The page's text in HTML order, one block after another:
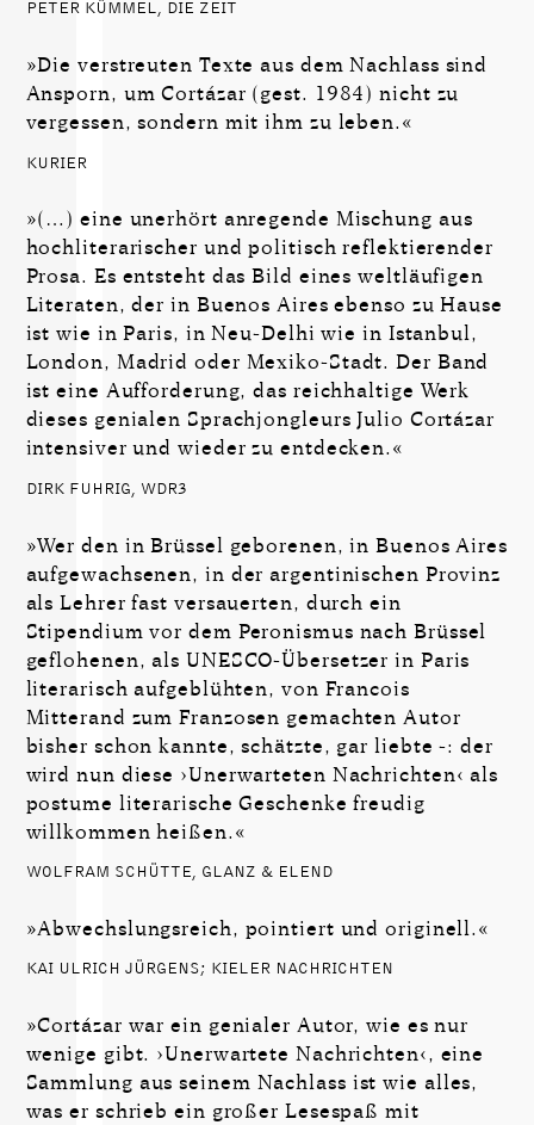
PETER KÜMMEL, DIE ZEIT
»Die verstreuten Texte aus dem Nachlass sind
Ansporn, um Cortázar (gest. 1984) nicht zu
vergessen, sondern mit ihm zu leben.«
KURIER
»(…) eine unerhört anregende Mischung aus
hochliterarischer und politisch reflektierender
Prosa. Es entsteht das Bild eines weltläufigen
Literaten, der in Buenos Aires ebenso zu Hause
ist wie in Paris, in Neu-Delhi wie in Istanbul,
London, Madrid oder Mexiko-Stadt. Der Band
ist eine Aufforderung, das reichhaltige Werk
dieses genialen Sprachjongleurs Julio Cortázar
intensiver und wieder zu entdecken.«
DIRK FUHRIG, WDR3
»Wer den in Brüssel geborenen, in Buenos Aires
aufgewachsenen, in der argentinischen Provinz
als Lehrer fast versauerten, durch ein
Stipendium vor dem Peronismus nach Brüssel
geflohenen, als UNESCO-Übersetzer in Paris
literarisch aufgeblühten, von Francois
Mitterand zum Franzosen gemachten Autor
bisher schon kannte, schätzte, gar liebte -: der
wird nun diese ›Unerwarteten Nachrichten‹ als
postume literarische Geschenke freudig
willkommen heißen.«
WOLFRAM SCHÜTTE, GLANZ & ELEND
»Abwechslungsreich, pointiert und originell.«
KAI ULRICH JÜRGENS; KIELER NACHRICHTEN
»Cortázar war ein genialer Autor, wie es nur
wenige gibt. ›Unerwartete Nachrichten‹, eine
Sammlung aus seinem Nachlass ist wie alles,
was er schrieb ein großer Lesespaß mit